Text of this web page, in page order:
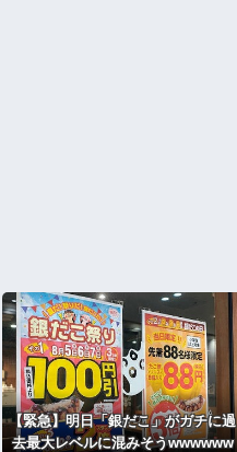
【緊急】明日「銀だこ」がガチに過
去最大レベルに混みそうwwwwww